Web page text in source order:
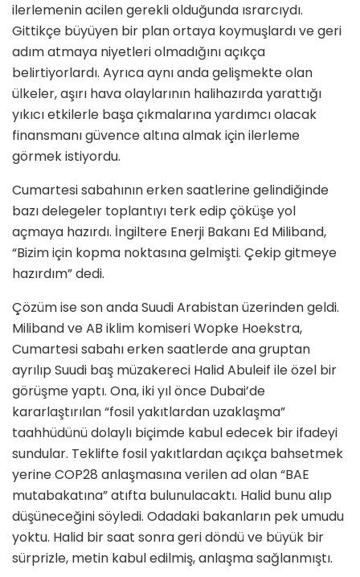
ilerlemenin acilen gerekli olduğunda ısrarcıydı.
Gittikçe büyüyen bir plan ortaya koymuşlardı ve geri
adım atmaya niyetleri olmadığını açıkça
belirtiyorlardı. Ayrıca aynı anda gelişmekte olan
ülkeler, aşırı hava olaylarının halihazırda yarattığı
yıkıcı etkilerle başa çıkmalarına yardımcı olacak
finansmanı güvence altına almak için ilerleme
görmek istiyordu.
Cumartesi sabahının erken saatlerine gelindiğinde
bazı delegeler toplantıyı terk edip çöküşe yol
açmaya hazırdı. İngiltere Enerji Bakanı Ed Miliband,
“Bizim için kopma noktasına gelmişti. Çekip gitmeye
hazırdım” dedi.
Çözüm ise son anda Suudi Arabistan üzerinden geldi.
Miliband ve AB iklim komiseri Wopke Hoekstra,
Cumartesi sabahı erken saatlerde ana gruptan
ayrılıp Suudi baş müzakereci Halid Abuleif ile özel bir
görüşme yaptı. Ona, iki yıl önce Dubai’de
kararlaştırılan “fosil yakıtlardan uzaklaşma”
taahhüdünü dolaylı biçimde kabul edecek bir ifadeyi
sundular. Teklifte fosil yakıtlardan açıkça bahsetmek
yerine COP28 anlaşmasına verilen ad olan “BAE
mutabakatına” atıfta bulunulacaktı. Halid bunu alıp
düşüneceğini söyledi. Odadaki bakanların pek umudu
yoktu. Halid bir saat sonra geri döndü ve büyük bir
sürprizle, metin kabul edilmiş, anlaşma sağlanmıştı.